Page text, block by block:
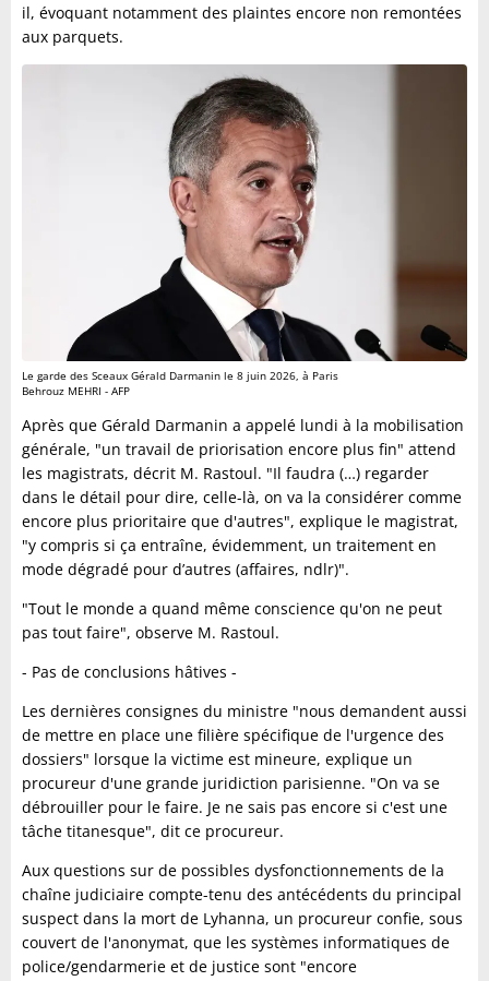
il, évoquant notamment des plaintes encore non remontées
aux parquets.
Le garde des Sceaux Gérald Darmanin le 8 juin 2026, à Paris
Behrouz MEHRI - AFP
Après que Gérald Darmanin a appelé lundi à la mobilisation
générale, "un travail de priorisation encore plus fin" attend
les magistrats, décrit M. Rastoul. "Il faudra (…) regarder
dans le détail pour dire, celle-là, on va la considérer comme
encore plus prioritaire que d'autres", explique le magistrat,
"y compris si ça entraîne, évidemment, un traitement en
mode dégradé pour d’autres (affaires, ndlr)".
"Tout le monde a quand même conscience qu'on ne peut
pas tout faire", observe M. Rastoul.
- Pas de conclusions hâtives -
Les dernières consignes du ministre "nous demandent aussi
de mettre en place une filière spécifique de l'urgence des
dossiers" lorsque la victime est mineure, explique un
procureur d'une grande juridiction parisienne. "On va se
débrouiller pour le faire. Je ne sais pas encore si c'est une
tâche titanesque", dit ce procureur.
Aux questions sur de possibles dysfonctionnements de la
chaîne judiciaire compte-tenu des antécédents du principal
suspect dans la mort de Lyhanna, un procureur confie, sous
couvert de l'anonymat, que les systèmes informatiques de
police/gendarmerie et de justice sont "encore